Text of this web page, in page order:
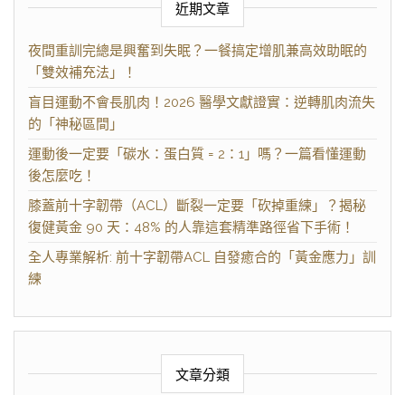
近期文章
夜間重訓完總是興奮到失眠？一餐搞定增肌兼高效助眠的
「雙效補充法」！
盲目運動不會長肌肉！2026 醫學文獻證實：逆轉肌肉流失
的「神秘區間」
運動後一定要「碳水：蛋白質 = 2：1」嗎？一篇看懂運動
後怎麼吃！
膝蓋前十字韌帶（ACL）斷裂一定要「砍掉重練」？揭秘
復健黃金 90 天：48% 的人靠這套精準路徑省下手術！
全人專業解析: 前十字韌帶ACL 自發癒合的「黃金應力」訓
練
文章分類